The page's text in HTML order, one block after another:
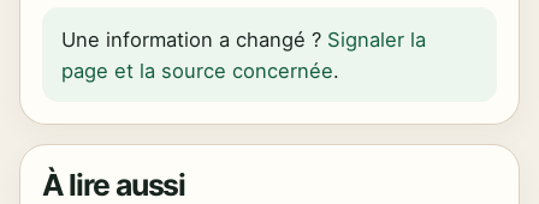
Une information a changé ? Signaler la
page et la source concernée.
À lire aussi